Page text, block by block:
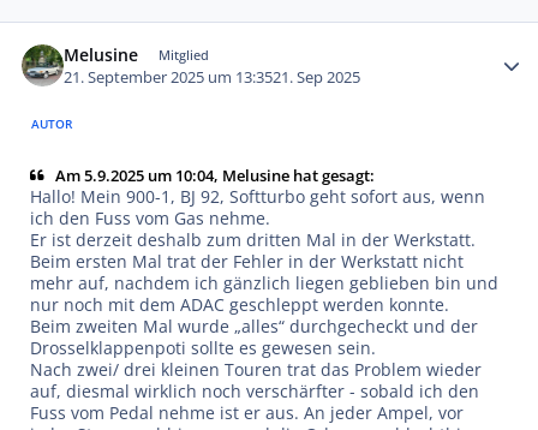
Melusine Mitglied
21. September 2025 um 13:3521. Sep 2025
AUTOR
Am 5.9.2025 um 10:04, Melusine hat gesagt:
Hallo! Mein 900-1, BJ 92, Softturbo geht sofort aus, wenn
ich den Fuss vom Gas nehme.
Er ist derzeit deshalb zum dritten Mal in der Werkstatt.
Beim ersten Mal trat der Fehler in der Werkstatt nicht
mehr auf, nachdem ich gänzlich liegen geblieben bin und
nur noch mit dem ADAC geschleppt werden konnte.
Beim zweiten Mal wurde „alles“ durchgecheckt und der
Drosselklappenpoti sollte es gewesen sein.
Nach zwei/ drei kleinen Touren trat das Problem wieder
auf, diesmal wirklich noch verschärfter - sobald ich den
Fuss vom Pedal nehme ist er aus. An jeder Ampel, vor